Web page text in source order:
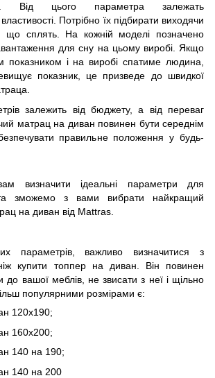
Від цього параметра залежать
властивості. Потрібно їх підбирати виходячи
сплять. На кожній моделі позначено
для сну на цьому виробі. Якщо
показником і на виробі спатиме людина,
показник, це призведе до швидкої
залежить від бюджету, а від переваг
матрац на диван повинен бути середнім
правильне положення у будь-
визначити ідеальні параметри для
зможемо з вами вибрати найкращий
на диван від Mattras.
параметрів, важливо визначитися з
купити топпер на диван. Він повинен
до вашої меблів, не звисати з неї і щільно
популярними розмірами є:
120х190;
160х200;
140 на 190;
140 на 200